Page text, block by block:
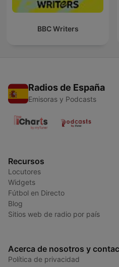
BBC Writers
Radios de España
Emisoras y Podcasts
Recursos
Locutores
Widgets
Fútbol en Directo
Blog
Sitios web de radio por país
Acerca de nosotros y
Política de privacidad